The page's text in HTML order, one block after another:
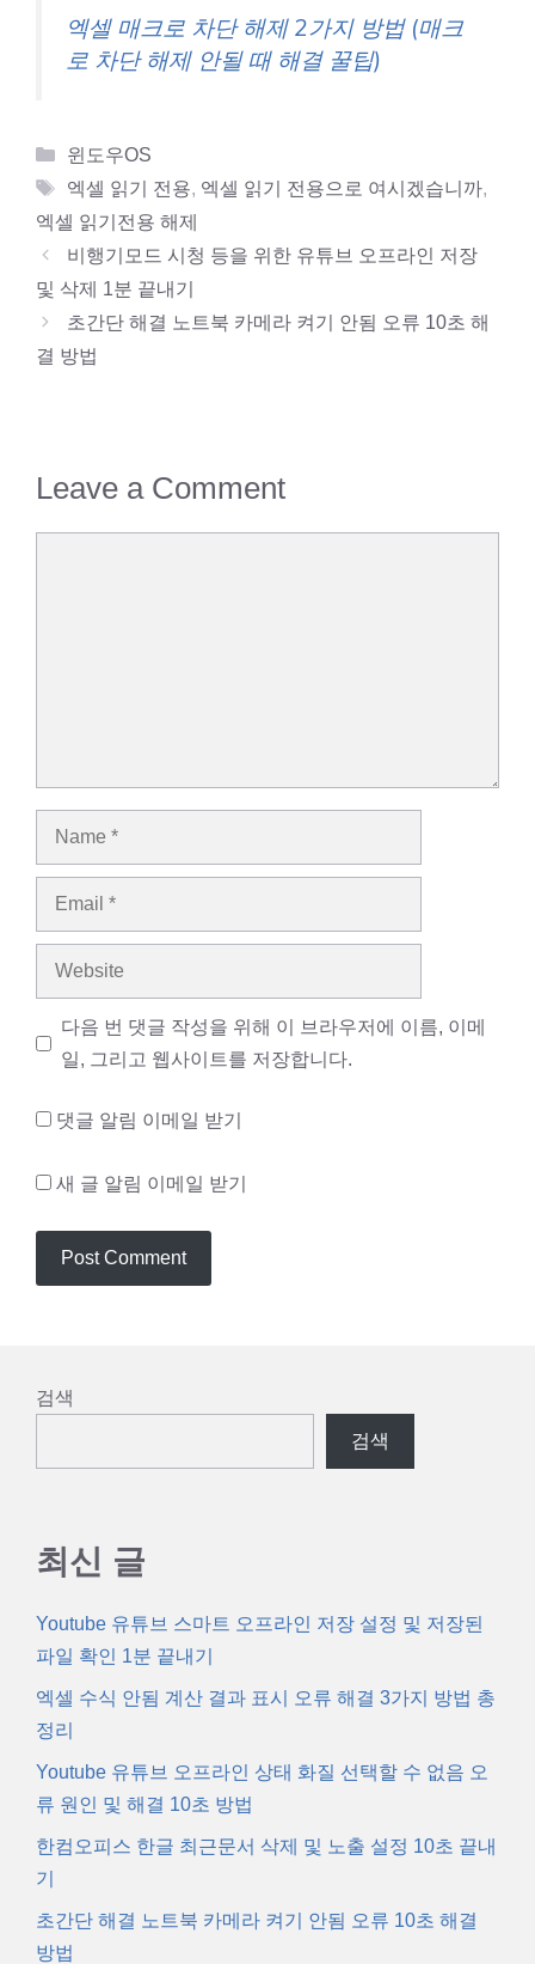
엑셀 매크로 차단 해제 2가지 방법 (매크
로 차단 해제 안될 때 해결 꿀팁)
Categories
윈도우OS
Tags
엑셀 읽기 전용, 엑셀 읽기 전용으로 여시겠습니까,
엑셀 읽기전용 해제
비행기모드 시청 등을 위한 유튜브 오프라인 저장
및 삭제 1분 끝내기
초간단 해결 노트북 카메라 켜기 안됨 오류 10초 해
결 방법
Leave a Comment
Name
Email
Website
다음 번 댓글 작성을 위해 이 브라우저에 이름, 이메
일, 그리고 웹사이트를 저장합니다.
댓글 알림 이메일 받기
새 글 알림 이메일 받기
검색
검색
최신 글
Youtube 유튜브 스마트 오프라인 저장 설정 및 저장된
파일 확인 1분 끝내기
엑셀 수식 안됨 계산 결과 표시 오류 해결 3가지 방법 총
정리
Youtube 유튜브 오프라인 상태 화질 선택할 수 없음 오
류 원인 및 해결 10초 방법
한컴오피스 한글 최근문서 삭제 및 노출 설정 10초 끝내
기
초간단 해결 노트북 카메라 켜기 안됨 오류 10초 해결
방법